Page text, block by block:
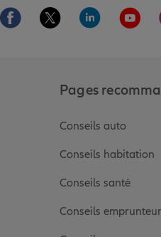
Aller sur la page Facebook de
Aller sur la page
Aller sur laAller
Pages
Conseils auto
Conseils habitation
Conseils santé
Conseils emprunteur